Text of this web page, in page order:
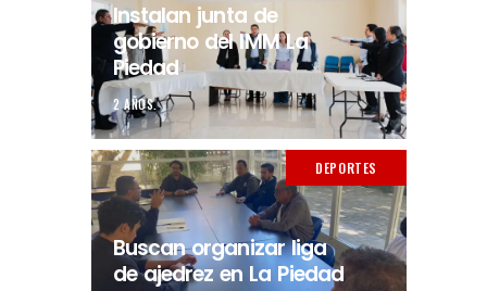
Instalan junta de
gobierno del IMM La
Piedad
2 AÑOS.
DEPORTES
Buscan organizar liga
de ajedrez en La Piedad